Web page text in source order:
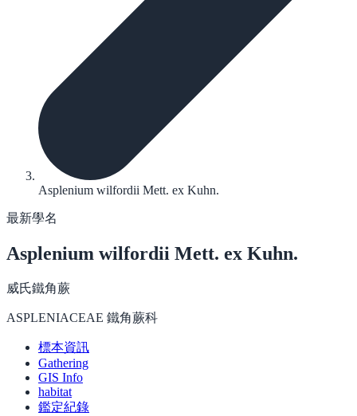
Asplenium wilfordii Mett. ex Kuhn.
最新學名
Asplenium wilfordii Mett. ex Kuhn.
威氏鐵角蕨
ASPLENIACEAE 鐵角蕨科
標本資訊
Gathering
GIS Info
habitat
鑑定紀錄